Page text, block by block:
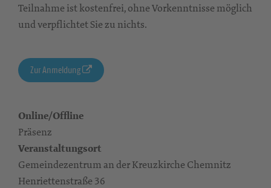
Teilnahme ist kostenfrei, ohne Vorkenntnisse möglich
und verpflichtet Sie zu nichts.
Zur Anmeldung
Online/Offline
Präsenz
Veranstaltungsort
Gemeindezentrum an der Kreuzkirche Chemnitz
Henriettenstraße 36